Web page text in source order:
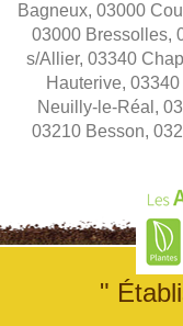
Bagneux, 03000
03000 Bressolles,
s/Allier, 03340
Hauterive,
Neuilly-le-Réal,
03210 Besson,
"